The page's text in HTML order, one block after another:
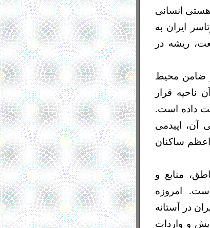
انسانی
ایران به
ریشه در
و ضامن محیط
قرار
خود را از دست داده است.
آن، اپیدمی
ساکنان
منابع و
امروزه
در آستانه
و واردات